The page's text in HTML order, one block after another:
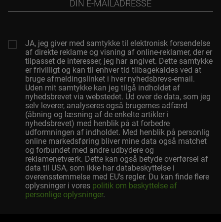
mailadresse
JA, jeg giver med samtykke til elektronisk forsendelse
af direkte reklame og visning af online-reklamer, der er
tilpasset de interesser, jeg har angivet. Dette samtykke
er frivilligt og kan til enhver tid tilbagekaldes ved at
bruge afmeldingslinket i hver nyhedsbrevs-email.
Uden mit samtykke kan jeg tilgå indholdet af
nyhedsbrevet via webstedet. Ud over de data, som jeg
selv leverer, analyseres også brugernes adfærd
(åbning og læsning af de enkelte artikler i
nyhedsbrevet) med henblik på at forbedre
udformningen af indholdet. Med henblik på personlig
online markedsføring bliver mine data også matchet
og forbundet med andre udbydere og
reklamenetværk. Dette kan også betyde overførsel af
data til USA, som ikke har databeskyttelse i
overensstemmelse med EU's regler. Du kan finde flere
oplysninger i vores politik om beskyttelse af
personlige oplysninger.